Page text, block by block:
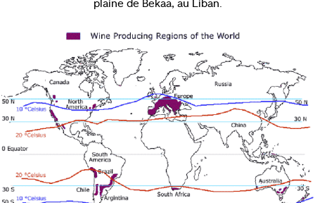
plaine de Bekaa, au Liban.